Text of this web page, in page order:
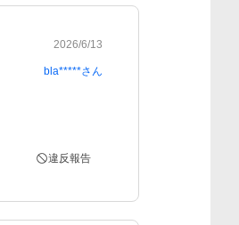
2026/6/13
bla*****さん
違反報告